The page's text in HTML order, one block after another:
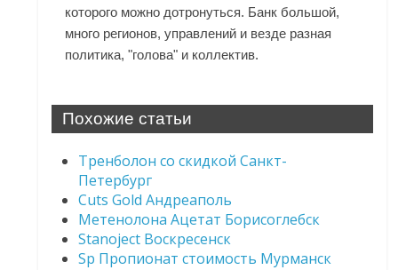
которого можно дотронуться. Банк большой,
много регионов, управлений и везде разная
политика, "голова" и коллектив.
Похожие статьи
Тренболон со скидкой Санкт-
Петербург
Cuts Gold Андреаполь
Метенолона Ацетат Борисоглебск
Stanoject Воскресенск
Sp Пропионат стоимость Мурманск